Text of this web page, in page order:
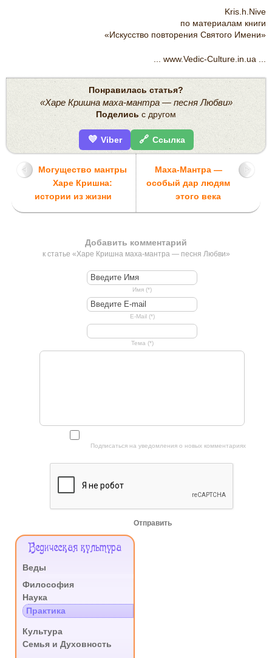
Kris.h.Nive
по материалам книги
«Искусство повторения Святого Имени»
... www.Vedic-Culture.in.ua ...
Понравилась статья?
«Харе Кришна маха-мантра — песня Любви»
Поделись с другом
💜 Viber 🔗 Ссылка
Могущество мантры
Харе Кришна:
истории из жизни
Маха-Мантра —
особый дар людям
этого века
Добавить комментарий
к статье «Харе Кришна маха-мантра — песня Любви»
Имя (*)
E-Mail (*)
Тема (*)
Подписаться на уведомления о новых комментариях
Отправить
Меню
Ведическая культура
Веды
Философия
Наука
Практика
Культура
Семья и Духовность